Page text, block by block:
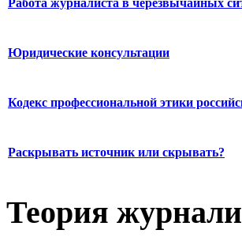
Работа журналиста в черезвычайных
Юридические консультации
Кодекс профессиональной этики
Раскрывать источник или скрывать?
Теория